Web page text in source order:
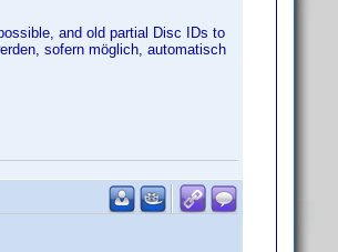
and old partial Disc IDs to
sofern möglich, automatisch